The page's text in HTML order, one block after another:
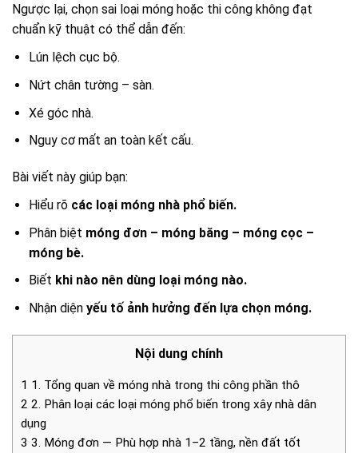
Ngược lại, chọn sai loại móng hoặc thi công không đạt
chuẩn kỹ thuật có thể dẫn đến:
Lún lệch cục bộ.
Nứt chân tường – sàn.
Xé góc nhà.
Nguy cơ mất an toàn kết cấu.
Bài viết này giúp bạn:
Hiểu rõ các loại móng nhà phổ biến.
Phân biệt móng đơn – móng băng – móng cọc –
móng bè.
Biết khi nào nên dùng loại móng nào.
Nhận diện yếu tố ảnh hưởng đến lựa chọn móng.
Nội dung chính
1 1. Tổng quan về móng nhà trong thi công phần thô
2 2. Phân loại các loại móng phổ biến trong xây nhà dân
dụng
3 3. Móng đơn — Phù hợp nhà 1–2 tầng, nền đất tốt